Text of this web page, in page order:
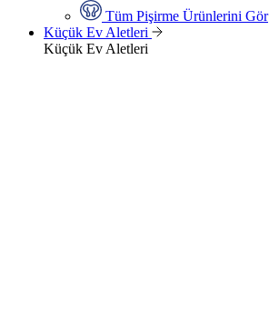
Tüm Pişirme Ürünlerini Gör
Küçük Ev Aletleri
Küçük Ev Aletleri